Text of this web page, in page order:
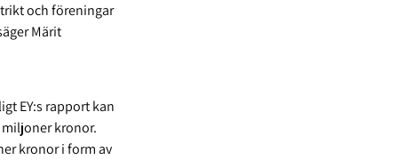
och föreningar
Märit
EY:s rapport kan
kronor.
kronor i form av